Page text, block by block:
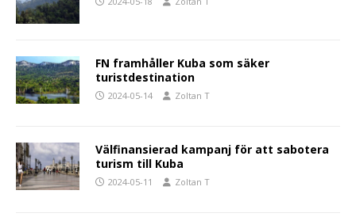
FN framhåller Kuba som säker
turistdestination
2024-05-14 Zoltan T
Välfinansierad kampanj för att sabotera
turism till Kuba
2024-05-11 Zoltan T